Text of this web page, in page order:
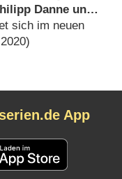
Danne und
sich im neuen
)
App